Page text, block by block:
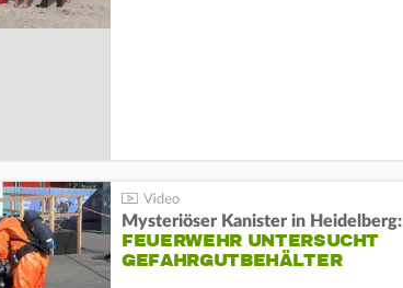
Mysteriöser Kanister in Heidelberg:
FEUERWEHR UNTERSUCHT
GEFAHRGUTBEHÄLTER